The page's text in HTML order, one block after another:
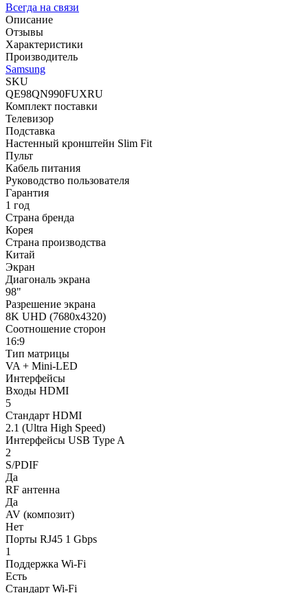
Всегда на связи
Описание
Отзывы
Характеристики
Производитель
Samsung
SKU
QE98QN990FUXRU
Комплект поставки
Телевизор
Подставка
Настенный кронштейн Slim Fit
Пульт
Кабель питания
Руководство пользователя
Гарантия
1 год
Страна бренда
Корея
Страна производства
Китай
Экран
Диагональ экрана
98"
Разрешение экрана
8K UHD (7680x4320)
Соотношение сторон
16:9
Тип матрицы
VA + Mini-LED
Интерфейсы
Входы HDMI
5
Стандарт HDMI
2.1 (Ultra High Speed)
Интерфейсы USB Type A
2
S/PDIF
Да
RF антенна
Да
AV (композит)
Нет
Порты RJ45 1 Gbps
1
Поддержка Wi-Fi
Есть
Стандарт Wi-Fi